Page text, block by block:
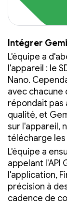
Intégrer
L'équipe a
l'appareil : le
Nano.
avec chacune
répondait pas
qualité, et
sur l'appareil,
télécharge
L'équipe a
appelant l'API
l'application,
précision à
cadence de